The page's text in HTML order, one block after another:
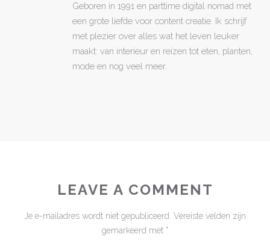
Geboren in 1991 en parttime digital nomad met
een grote liefde voor content creatie. Ik schrijf
met plezier over alles wat het leven leuker
maakt: van interieur en reizen tot eten, planten,
mode en nog veel meer.
LEAVE A COMMENT
Je e-mailadres wordt niet gepubliceerd. Vereiste velden zijn
gemarkeerd met *